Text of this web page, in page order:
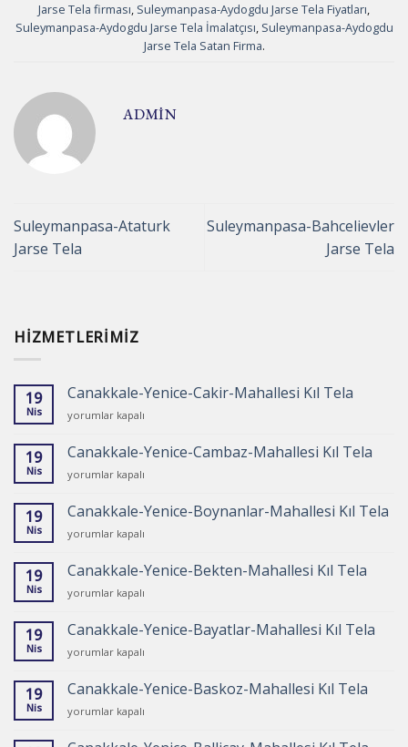
Jarse Tela firması, Suleymanpasa-Aydogdu Jarse Tela Fiyatları,
Suleymanpasa-Aydogdu Jarse Tela İmalatçısı, Suleymanpasa-Aydogdu
Jarse Tela Satan Firma.
ADMIN
Suleymanpasa-Ataturk
Jarse Tela
Suleymanpasa-Bahcelievler
Jarse Tela
HIZMETLERIMIZ
19
Nis
Canakkale-Yenice-Cakir-Mahallesi Kıl Tela
Canakkale-
Cakir-
Mahallesi
Kıl
için
yorumlar kapalı
19
Nis
Canakkale-Yenice-Cambaz-Mahallesi Kıl Tela
Canakkale-
Cambaz-
Mahallesi
Kıl
için
yorumlar kapalı
19
Nis
Canakkale-Yenice-Boynanlar-Mahallesi Kıl Tela
Canakkale-
Boynanlar-
Mahallesi
Kıl
için
yorumlar kapalı
19
Nis
Canakkale-Yenice-Bekten-Mahallesi Kıl Tela
Canakkale-
Bekten-
Mahallesi
Kıl
için
yorumlar kapalı
19
Nis
Canakkale-Yenice-Bayatlar-Mahallesi Kıl Tela
Canakkale-
Bayatlar-
Mahallesi
Kıl
için
yorumlar kapalı
19
Nis
Canakkale-Yenice-Baskoz-Mahallesi Kıl Tela
Canakkale-
Baskoz-
yorumlar kapalı